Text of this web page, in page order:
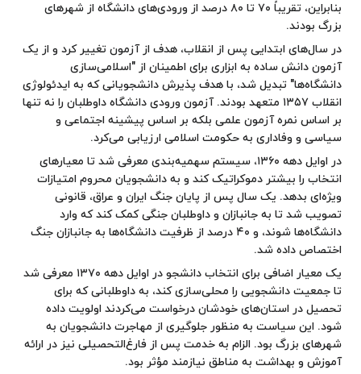
بنابراین، تقریباً ۷۰ تا ۸۰ درصد از ورودی‌های دانشگاه از شهرهای
بزرگ بودند.
در سال‌های ابتدایی پس از انقلاب، هدف از آزمون تغییر کرد و از یک
آزمون دانش ساده به ابزاری برای اطمینان از "اسلامی‌سازی
دانشگاه‌ها" تبدیل شد، با هدف پذیرش دانشجویانی که به ایدئولوژی
انقلاب ۱۳۵۷ متعهد بودند. آزمون ورودی دانشگاه داوطلبان را نه تنها
بر اساس نمره آزمون علمی بلکه بر اساس پیشینه اجتماعی و
سیاسی و وفاداری به حکومت اسلامی ارزیابی می‌کرد.
در اوایل دهه ۱۳۶۰، سیستم سهمیه‌بندی معرفی شد تا معیارهای
انتخاب را بیشتر دموکراتیک کند و به دانشجویان محروم امتیازات
ویژه‌ای بدهد. یک سال پس از پایان جنگ ایران و عراق، قانونی
تصویب شد تا به جانبازان و داوطلبان جنگی کمک کند که وارد
دانشگاه‌ها شوند، و ۴۰ درصد از ظرفیت دانشگاه‌ها به جانبازان جنگ
اختصاص داده شد.
یک معیار اضافی برای انتخاب دانشجو در اوایل دهه ۱۳۷۰ معرفی شد
تا جمعیت دانشجویی را محلی‌سازی کند، به داوطلبانی که برای
تحصیل در استان‌های خودشان درخواست می‌کردند اولویت داده
شود. این سیاست به منظور جلوگیری از مهاجرت دانشجویان به
شهرهای بزرگ بود. الزام به خدمت پس از فارغ‌التحصیلی نیز در ارائه
آموزش و بهداشت به مناطق نیازمند مؤثر بود.